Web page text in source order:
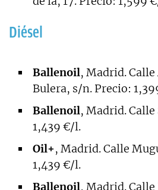
Diésel
Ballenoil, Madrid.
Bulera, s/n. Precio:
Ballenoil, Madrid.
1,439 €/l.
Oil+, Madrid. Calle
1,439 €/l.
Ballenoil, Madrid. Calle